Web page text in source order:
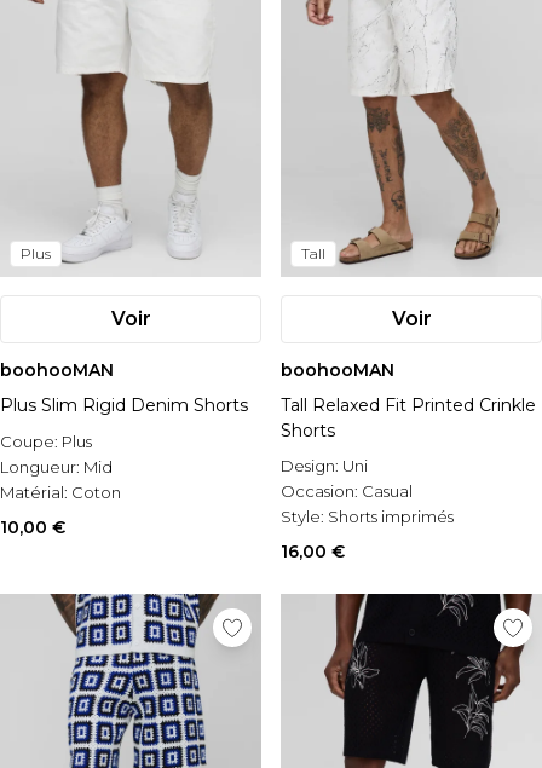
Plus
Voir
boohooMAN
Plus Slim Rigid Denim Shorts
Coupe: Plus
Longueur: Mid
Matérial: Coton
10,00 €
Tall
Voir
boohooMAN
Tall Relaxed Fit Printed Crinkle
Shorts
Design: Uni
Occasion: Casual
Style: Shorts imprimés
16,00 €